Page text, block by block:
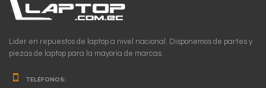
Lider en repuestos de laptop a nivel nacional. Disponemos de partes y
piezas de laptop para la mayoria de marcas.
TELÉFONOS: